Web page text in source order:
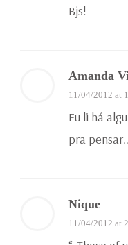
Bjs!
Amanda
11/04/2012 at
Eu li há
pra
Nique
11/04/2012 at